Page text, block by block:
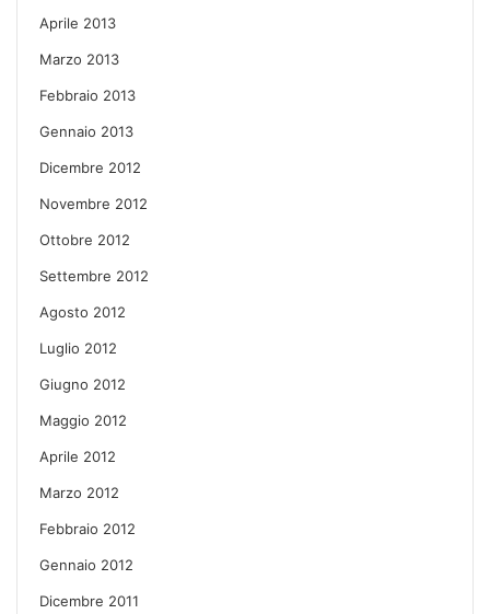
Aprile 2013
Marzo 2013
Febbraio 2013
Gennaio 2013
Dicembre 2012
Novembre 2012
Ottobre 2012
Settembre 2012
Agosto 2012
Luglio 2012
Giugno 2012
Maggio 2012
Aprile 2012
Marzo 2012
Febbraio 2012
Gennaio 2012
Dicembre 2011